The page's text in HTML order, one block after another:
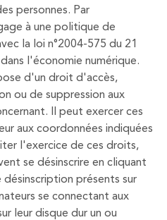
personnes. Par
à une politique de
la loi n°2004-575 du 21
l'économie numérique.
d'un droit d'accès,
ou de suppression aux
Il peut exercer ces
aux coordonnées indiquées
l'exercice de ces droits,
se désinscrire en cliquant
présents sur
se connectant aux
leur disque dur un ou